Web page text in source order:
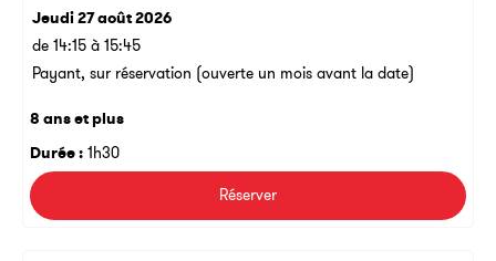
Jeudi 27 août 2026
de 14:15 à 15:45
Payant, sur réservation (ouverte un mois avant la date)
Durée : 1h30
8 ans et plus
Réserver